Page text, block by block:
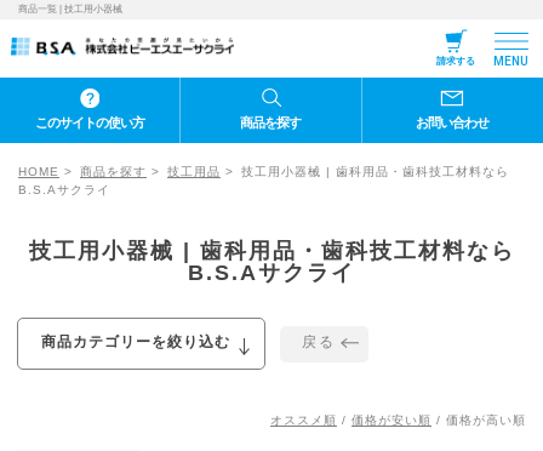
商品一覧 | 技工用小器械
請求する MENU
このサイトの使い方 商品を探す お問い合わせ
HOME 商品を探す 技工用品
技工用小器械 | 歯科用品・歯科技工材料なら
B.S.Aサクライ
技工用小器械 | 歯科用品・歯科技工材料なら
B.S.Aサクライ
商品カテゴリーを絞り込む 戻る
オススメ順 / 価格が安い順 / 価格が高い順